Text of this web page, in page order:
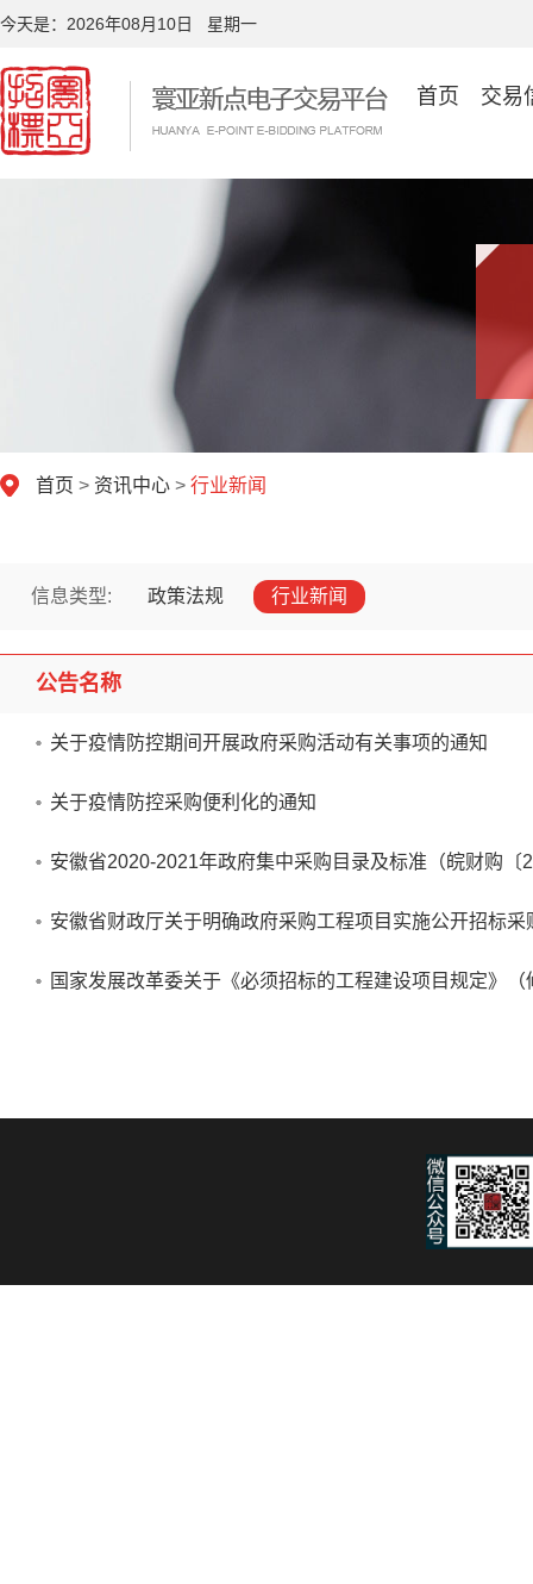
今天是： 2026年08月10日 星期一
首页 交易
首页 > 资讯中心 > 行业新闻
信息类型: 政策法规 行业新闻
公告名称
关于疫情防控期间开展政府采购活动有关事项的通知
关于疫情防控采购便利化的通知
安徽省2020-2021年政府集中采购目录及标准（皖财购〔
安徽省财政厅关于明确政府采购工程项目实施公开招标
国家发展改革委关于《必须招标的工程建设项目规定》